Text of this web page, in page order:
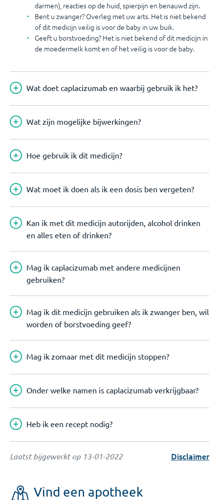
darmen), reacties op de huid, spierpijn en benauwd zijn.
Bent u zwanger? Overleg met uw arts. Het is niet bekend
of dit medicijn veilig is voor de baby in uw buik.
Geeft u borstvoeding? Het is niet bekend of dit medicijn in
de moedermelk komt en of het veilig is voor de baby.
Wat doet caplacizumab en waarbij gebruik ik het?
Wat zijn mogelijke bijwerkingen?
Hoe gebruik ik dit medicijn?
Wat moet ik doen als ik een dosis ben vergeten?
Kan ik met dit medicijn autorijden, alcohol drinken
en alles eten of drinken?
Mag ik caplacizumab met andere medicijnen
gebruiken?
Mag ik dit medicijn gebruiken als ik zwanger ben, wil
worden of borstvoeding geef?
Mag ik zomaar met dit medicijn stoppen?
Onder welke namen is caplacizumab verkrijgbaar?
Heb ik een recept nodig?
Laatst bijgewerkt op 13-01-2022 Disclaimer
Vind een apotheek